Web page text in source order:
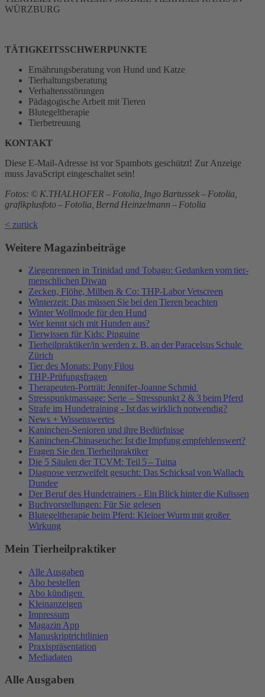
WÜRZBURG
TÄTIGKEITSSCHWERPUNKTE
Ernährungsberatung von Hund und Katze
Tierhaltungsberatung
Verhaltensstörungen
Pädagogische Arbeit mit Tieren
Blutegeltherapie
Tierbetreuung
KONTAKT
Diese E-Mail-Adresse ist vor Spambots geschützt! Zur Anzeige
muss JavaScript eingeschaltet sein!
Fotos: © K.THALHOFER – Fotolia, Ingo Bartussek – Fotolia,
grafikplusfoto – Fotolia, Bernd Heinzelmann – Fotolia
< zurück
Weitere Magazinbeiträge
Ziegenrennen in Trinidad und Tobago: Gedanken vom tier-
menschlichen Diwan
Zecken, Flöhe, Milben & Co: THP-Labor Vetscreen
Winterzeit: Das müssen Sie bei den Tieren beachten
Winter Wollmode für den Hund
Wer kennt sich mit Hunden aus?
Tierwissen für Kids: Pinguine
Tierheilpraktiker/in werden z. B. an der Paracelsus Schule
Zürich
Tier des Monats: Pony Filou
THP-Prüfungsfragen
Therapeuten-Porträt: Jennifer-Joanne Schmid
Stresspunktmassage: Serie – Stresspunkt 2 & 3 beim Pferd
Strafe im Hundetraining - Ist das wirklich notwendig?
News + Wissenswertes
Kaninchen-Senioren und ihre Bedürfnisse
Kaninchen-Chinaseuche: Ist die Impfung empfehlenswert?
Fragen Sie den Tierheilpraktiker
Die 5 Säulen der TCVM: Teil 5 – Tuina
Diagnose verzweifelt gesucht: Das Schicksal von Wallach
Dundee
Der Beruf des Hundetrainers - Ein Blick hinter die Kulissen
Buchvorstellungen: Für Sie gelesen
Blutegeltherapie beim Pferd: Kleiner Wurm mit großer
Wirkung
Mein Tierheilpraktiker
Alle Ausgaben
Abo bestellen
Abo kündigen
Kleinanzeigen
Impressum
Magazin App
Manuskriptrichtlinien
Praxispräsentation
Mediadaten
Alle Ausgaben